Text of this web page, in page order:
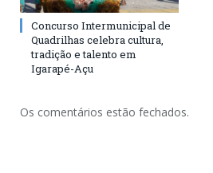
Concurso Intermunicipal de
Quadrilhas celebra cultura,
tradição e talento em
Igarapé-Açu
Os comentários estão fechados.